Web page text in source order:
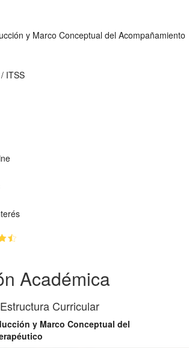
y Marco Conceptual del Acompañamiento
ITSS
Académica
Curricular
y Marco Conceptual del